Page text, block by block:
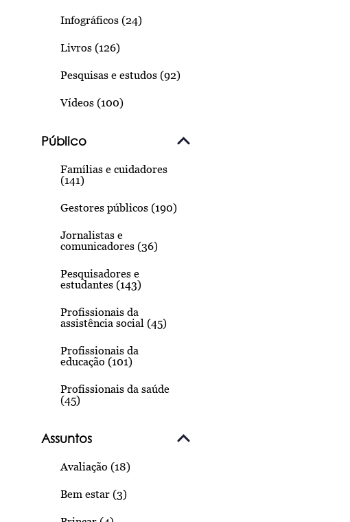
Infográficos (24)
Livros (126)
Pesquisas e estudos (92)
Vídeos (100)
Público
Famílias e cuidadores
(141)
Gestores públicos (190)
Jornalistas e
comunicadores (36)
Pesquisadores e
estudantes (143)
Profissionais da
assistência social (45)
Profissionais da
educação (101)
Profissionais da saúde
(45)
Assuntos
Avaliação (18)
Bem estar (3)